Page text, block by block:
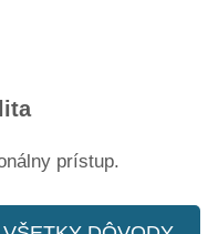
prístup.